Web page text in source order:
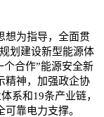
想为指导，全面贯
划建设新型能源体
个合作”能源安全新
精神，加强政企协
系和19条产业链，
靠电力支撑。